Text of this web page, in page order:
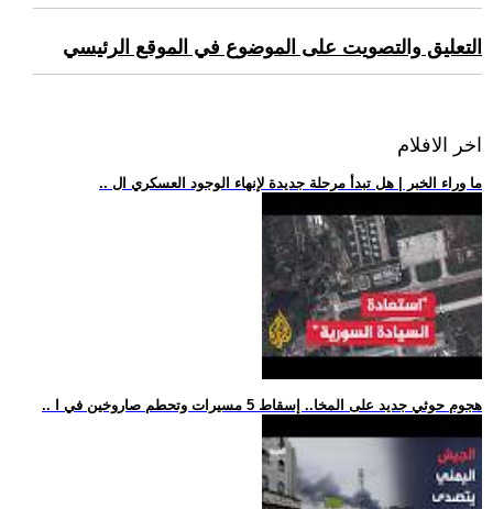
التعليق والتصويت على الموضوع في الموقع الرئيسي
اخر الافلام
.. ما وراء الخبر | هل تبدأ مرحلة جديدة لإنهاء الوجود العسكري ال
.. هجوم حوثي جديد على المخا.. إسقاط 5 مسيرات وتحطم صاروخين في ا